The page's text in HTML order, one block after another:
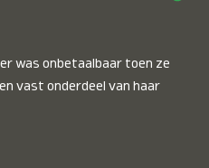
was onbetaalbaar toen ze
vast onderdeel van haar